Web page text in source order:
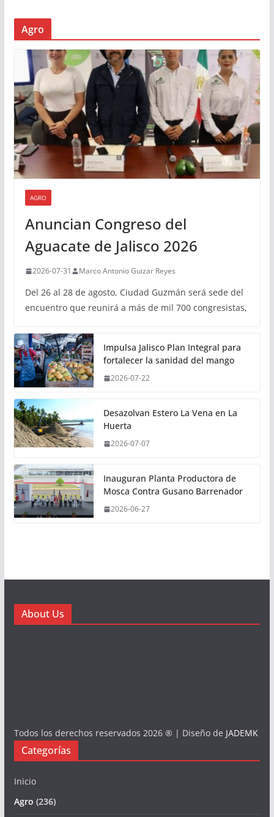
Agro
AGRO
Anuncian Congreso del
Aguacate de Jalisco 2026
2026-07-31 Marco Antonio Guizar Reyes
Del 26 al 28 de agosto, Ciudad Guzmán será sede del
encuentro que reunirá a más de mil 700 congresistas,
Impulsa Jalisco Plan Integral para
fortalecer la sanidad del mango
2026-07-22
Desazolvan Estero La Vena en La
Huerta
2026-07-07
Inauguran Planta Productora de
Mosca Contra Gusano Barrenador
2026-06-27
About Us
Todos los derechos reservados 2026 ® | Diseño de JADEMK
Categorías
Inicio
Agro (236)